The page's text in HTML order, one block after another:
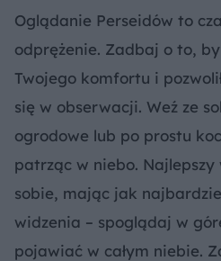
Oglądanie Perseidów to
odprężenie. Zadbaj o to, by
Twojego komfortu i
się w obserwacji. Weź ze
ogrodowe lub po prostu
patrząc w niebo. Najlepszy
sobie, mając jak
widzenia – spoglądaj w
pojawiać w całym niebie.